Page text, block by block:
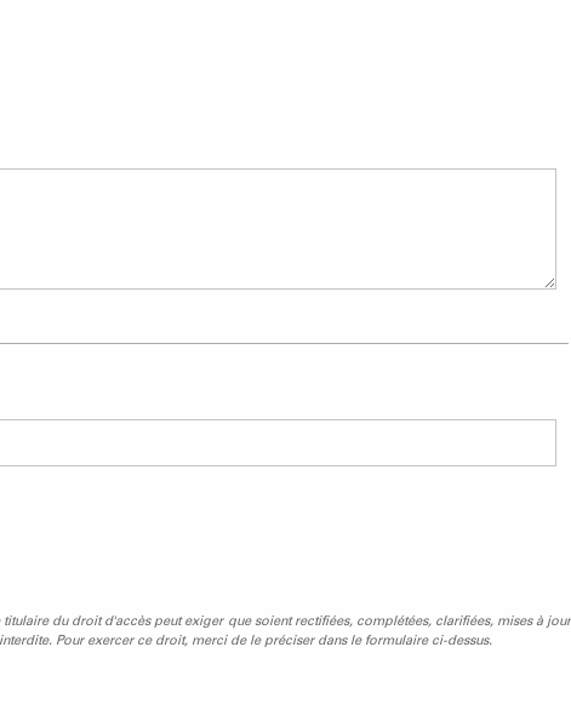
du droit d'accès peut exiger que soient rectifiées, complétées, clarifiées, mises à jour
Pour exercer ce droit, merci de le préciser dans le formulaire ci-dessus.